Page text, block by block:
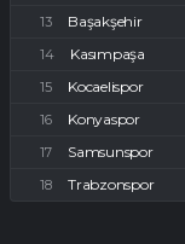
Başakşehir
Kasımpaşa
Kocaelispor
Konyaspor
Samsunspor
Trabzonspor